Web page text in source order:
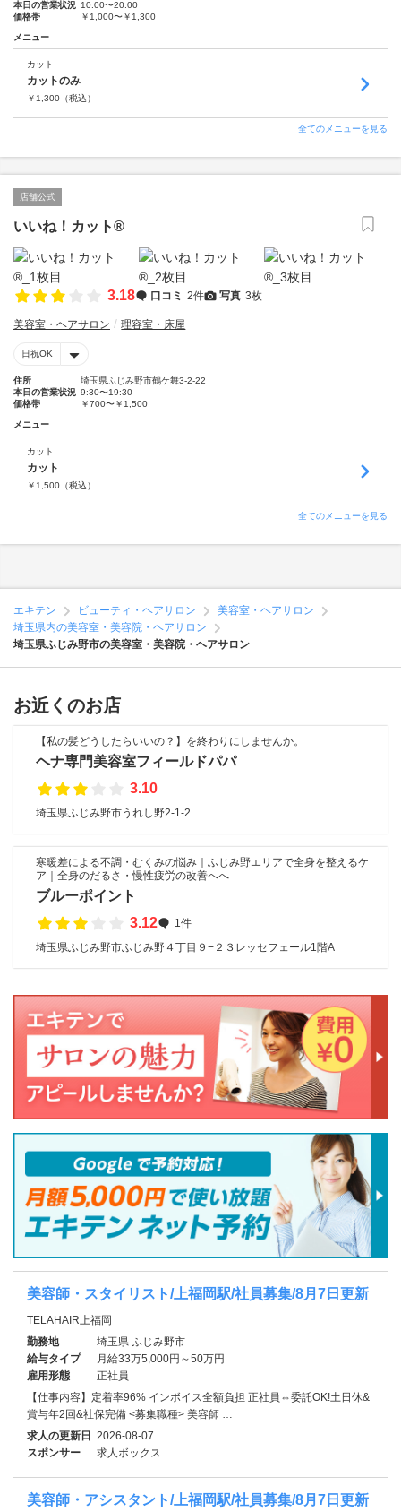
本日の営業状況 10:00〜20:00
価格帯
￥1,000〜￥1,300
メニュー
カット
カットのみ
￥ 1,300 （税込）
全てのメニューを見る
店舗公式
いいね！カット®
3.18 口コミ 2件 写真 3枚
美容室・ヘアサロン 理容室・床屋
日祝OK
住所
埼玉県ふじみ野市鶴ケ舞3-2-22
本日の営業状況 9:30〜19:30
価格帯
￥700〜￥1,500
メニュー
カット
カット
￥ 1,500 （税込）
全てのメニューを見る
エキテン ビューティ・ヘアサロン
美容室・ヘアサロン
埼玉県内の美容室・美容院・ヘアサロン
埼玉県ふじみ野市の美容室・美容院・ヘアサロン
お近くのお店
【私の髪どうしたらいいの？】を終わりにしませんか。
ヘナ専門美容室フィールドパパ
3.10
埼玉県ふじみ野市うれし野2-1-2
寒暖差による不調・むくみの悩み｜ふじみ野エリアで全身を整えるケ
ア｜全身のだるさ・慢性疲労の改善へへ
ブルーポイント
3.12
1件
埼玉県ふじみ野市ふじみ野４丁目９−２３レッセフェール1階A
美容師・スタイリスト/上福岡駅/社員募集/8月7日更新
TELAHAIR上福岡
勤務地
埼玉県 ふじみ野市
給与タイプ
月給33万5,000円～50万円
雇用形態
正社員
【仕事内容】定着率96% インボイス全額負担 正社員⇔委託OK!土日休&
賞与年2回&社保完備 <募集職種> 美容師 …
求人の更新日 2026-08-07
スポンサー
求人ボックス
美容師・アシスタント/上福岡駅/社員募集/8月7日更新